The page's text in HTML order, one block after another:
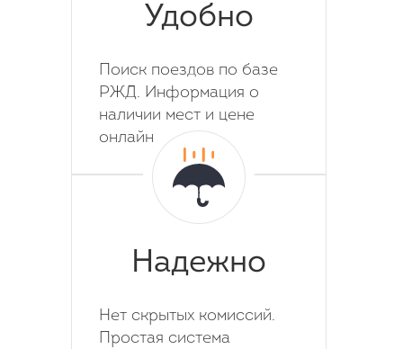
Удобно
Поиск поездов по базе
РЖД. Информация о
наличии мест и цене
онлайн
Надежно
Нет скрытых комиссий.
Простая система